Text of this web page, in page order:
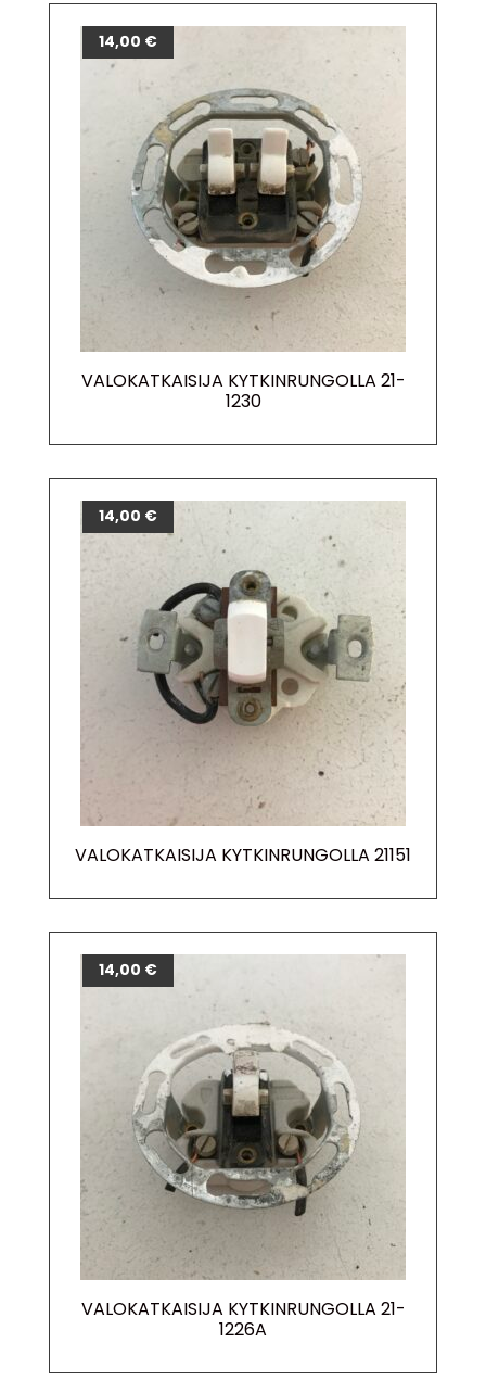
VALOKATKAISIJA KYTKINRUNGOLLA 21-
1230
14,00 €
VALOKATKAISIJA KYTKINRUNGOLLA 21151
14,00 €
VALOKATKAISIJA KYTKINRUNGOLLA 21-
1226A
14,00 €